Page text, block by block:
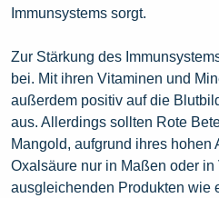
Immunsystems sorgt.
Zur Stärkung des
bei. Mit ihren Vitaminen und
außerdem positiv auf die
aus. Allerdings sollten Rote
Mangold, aufgrund ihres hohen
Oxalsäure nur in Maßen oder in
ausgleichenden Produkten wie